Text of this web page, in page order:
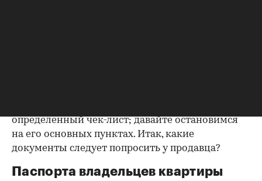
определенный чек-лист; давайте остановимся
на его основных пунктах. Итак, какие
документы следует попросить у продавца?
Паспорта владельцев квартиры